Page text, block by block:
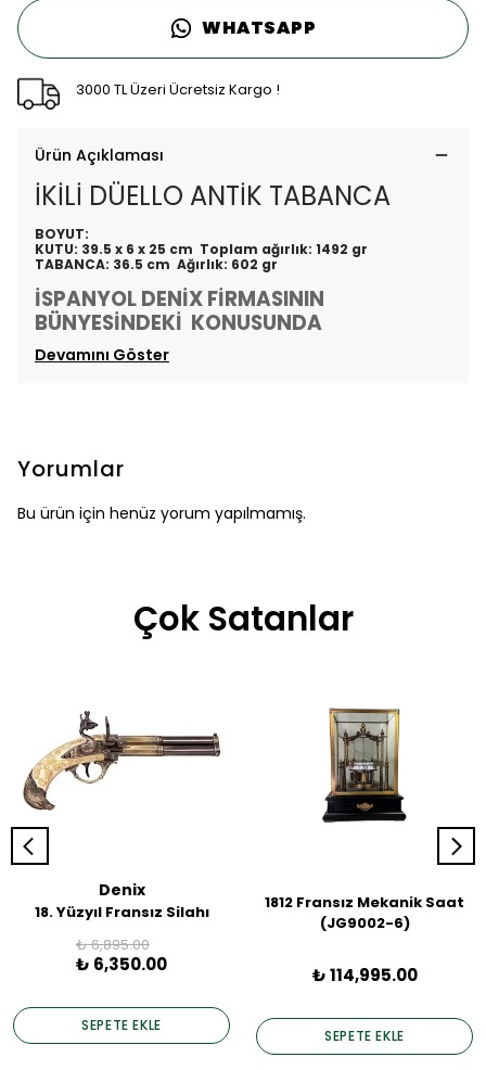
WHATSAPP
3000 TL Üzeri Ücretsiz Kargo !
Ürün Açıklaması
İKİLİ DÜELLO ANTİK TABANCA
BOYUT:
KUTU: 39.5 x 6 x 25 cm Toplam ağırlık: 1492 gr
TABANCA: 36.5 cm Ağırlık: 602 gr
İSPANYOL DENİX FİRMASININ
BÜNYESİNDEKİ KONUSUNDA
Devamını Göster
Yorumlar
Bu ürün için henüz yorum yapılmamış.
Çok Satanlar
Denix
18. Yüzyıl Fransız Silahı
₺ 6,895.00
₺ 6,350.00
SEPETE EKLE
1812 Fransız Mekanik Saat
(JG9002-6)
₺ 114,995.00
SEPETE EKLE